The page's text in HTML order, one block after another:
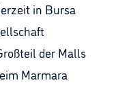
in Bursa
der Malls
Marmara